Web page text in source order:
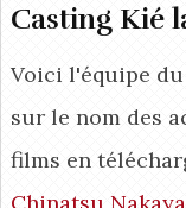
Casting Kié
Voici l'équipe
sur le nom des
films en